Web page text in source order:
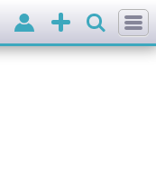
Додати
оголошення
Вхід